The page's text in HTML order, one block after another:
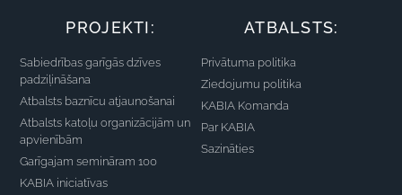
PROJEKTI:
Sabiedrības garīgās dzīves
padziļināšana
Atbalsts baznīcu atjaunošanai
Atbalsts katoļu organizācijām un
apvienībām
Garīgajam semināram 100
KABIA iniciatīvas
ATBALSTS:
Privātuma politika
Ziedojumu politika
KABIA Komanda
Par KABIA
Sazināties